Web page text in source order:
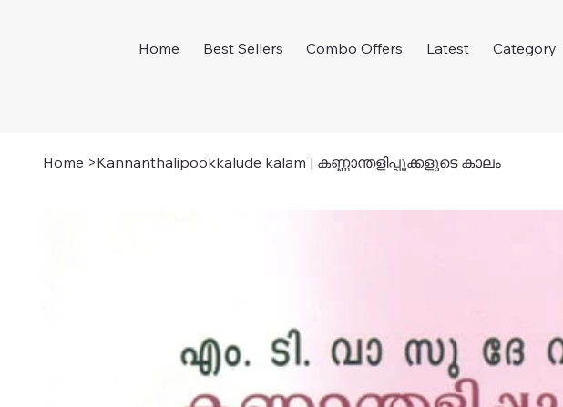
Home Best Sellers Combo Offers Latest Category
Home >Kannanthalipookkalude kalam | കണ്ണാന്തളിപ്പൂക്കളുടെ കാലം